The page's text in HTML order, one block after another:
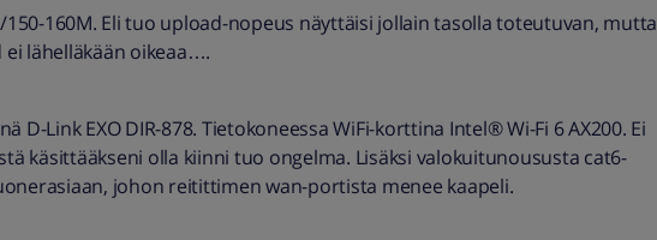
150-160M. Eli tuo upload-nopeus näyttäisi jollain tasolla toteutuvan, mutta
ei lähelläkään oikeaa….
D-Link EXO DIR-878. Tietokoneessa WiFi-korttina Intel®️ Wi-Fi 6 AX200. Ei
käsittääkseni olla kiinni tuo ongelma. Lisäksi valokuitunoususta cat6-
johon reitittimen wan-portista menee kaapeli.